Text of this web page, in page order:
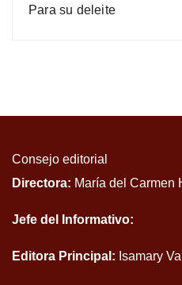
Para su deleite
Consejo editorial
Directora: María del Carmen
Jefe del Informativo:
Editora Principal: Isamary